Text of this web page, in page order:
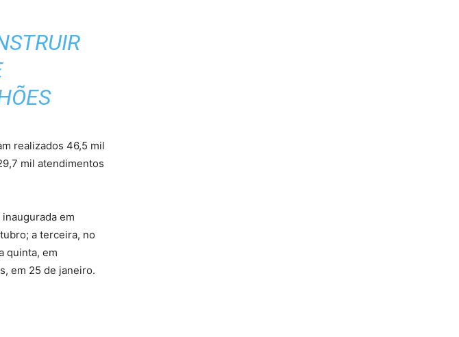
realizados 46,5 mil
mil atendimentos
em
a terceira, no
quinta, em
em 25 de janeiro.